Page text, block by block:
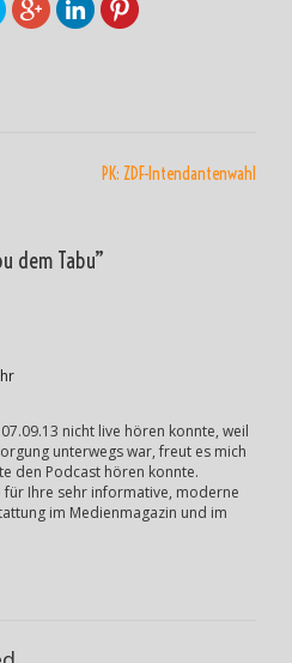
PK: ZDF-Intendantenwahl
dem Tabu”
nicht live hören konnte, weil
unterwegs war, freut es mich
den Podcast hören konnte.
für Ihre sehr informative, moderne
im Medienmagazin und im